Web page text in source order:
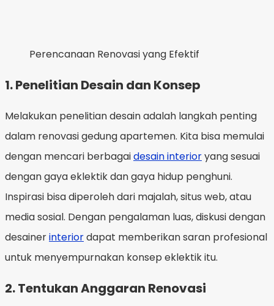
Perencanaan Renovasi yang Efektif
1. Penelitian Desain dan Konsep
Melakukan penelitian desain adalah langkah penting
dalam renovasi gedung apartemen. Kita bisa memulai
dengan mencari berbagaidesain interioryang sesuai
dengan gaya eklektik dan gaya hidup penghuni.
Inspirasi bisa diperoleh dari majalah, situs web, atau
media sosial. Dengan pengalaman luas, diskusi dengan
desainerinteriordapat memberikan saran profesional
untuk menyempurnakan konsep eklektik itu.
2. Tentukan Anggaran Renovasi